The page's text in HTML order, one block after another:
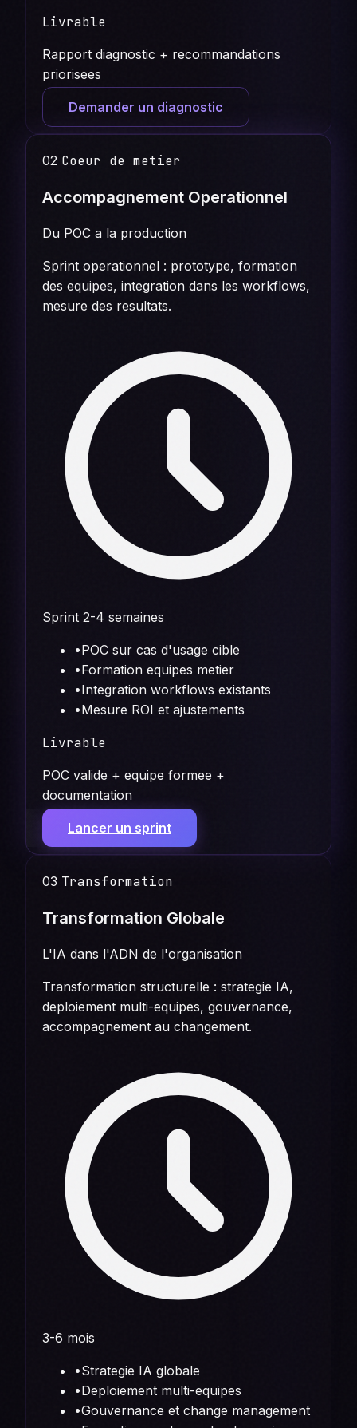
Livrable
Rapport diagnostic + recommandations
priorisees
Demander un diagnostic
02 Coeur de metier
Accompagnement Operationnel
Du POC a la production
Sprint operationnel : prototype, formation
des equipes, integration dans les workflows,
mesure des resultats.
Sprint 2-4 semaines
•POC sur cas d'usage cible
•Formation equipes metier
•Integration workflows existants
•Mesure ROI et ajustements
Livrable
POC valide + equipe formee +
documentation
Lancer un sprint
03 Transformation
Transformation Globale
L'IA dans l'ADN de l'organisation
Transformation structurelle : strategie IA,
deploiement multi-equipes, gouvernance,
accompagnement au changement.
3-6 mois
•Strategie IA globale
•Deploiement multi-equipes
•Gouvernance et change management